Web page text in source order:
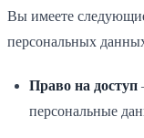
Вы имеете
персональных
Право на доступ
персональные